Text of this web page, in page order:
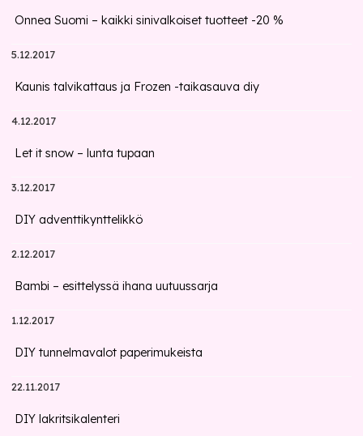
Onnea Suomi – kaikki sinivalkoiset tuotteet -20 %
5.12.2017
Kaunis talvikattaus ja Frozen -taikasauva diy
4.12.2017
Let it snow – lunta tupaan
3.12.2017
DIY adventtikynttelikkö
2.12.2017
Bambi – esittelyssä ihana uutuussarja
1.12.2017
DIY tunnelmavalot paperimukeista
22.11.2017
DIY lakritsikalenteri